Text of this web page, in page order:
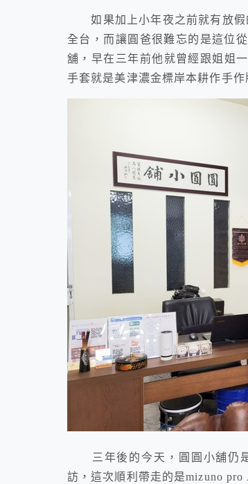
如果加上小年夜之前就有放假
全台，而讓圓爸很難忘的是這位
舖，早在三年前他就曾經跟姐姐
手套就是美津濃金標岸本耕作手
三年後的今天，圓圓小舖仍是
訪，這次順利帶走的是mizuno